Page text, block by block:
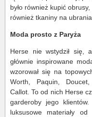
było również kupić
również tkaniny na ubrania
Moda prosto z Paryża
Herse nie wstydził się,
głównie inspirowane
wzorował się na
Worth, Paquin,
Callot. To od nich Herse
garderoby jego
luksusowe materiały